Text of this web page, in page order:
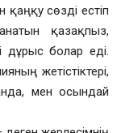
сөзді естіп
қазақпыз,
дұрыс болар еді.
жетістіктері,
мен осындай